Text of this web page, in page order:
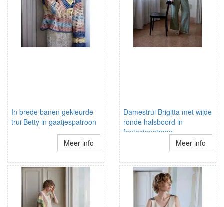
In brede banen gekleurde
trui Betty in gaatjespatroon
Meer info
Damestrui Brigitta met wijde
ronde halsboord in
fantasiepatroon
Meer info